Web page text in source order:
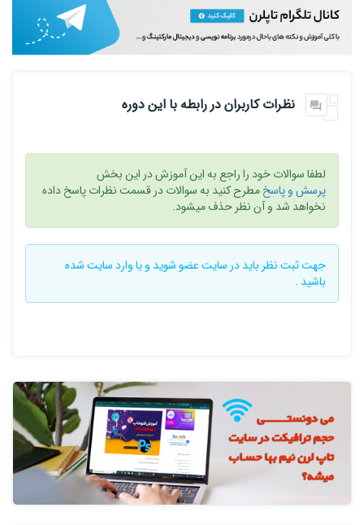
نظرات کاربران در رابطه با این دوره
لطفا سوالات خود را راجع به این آموزش در این بخش
پرسش و پاسخمطرح کنید به سوالات در قسمت نظرات پاسخ داده
نخواهد شد و آن نظر حذف میشود.
جهت ثبت نظر باید در سایتعضو شوید و یاوارد سایتشده
باشید .